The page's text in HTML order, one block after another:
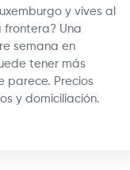
y vives al
Una
semana en
tener más
parece. Precios
y domiciliación.